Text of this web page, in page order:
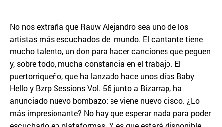
No nos extraña que Rauw Alejandro sea uno de los
artistas más escuchados del mundo. El cantante tiene
mucho talento, un don para hacer canciones que peguen
y, sobre todo, mucha constancia en el trabajo. El
puertorriqueño, que ha lanzado hace unos días Baby
Hello y Bzrp Sessions Vol. 56 junto a Bizarrap, ha
anunciado nuevo bombazo: se viene nuevo disco. ¿Lo
más impresionante? No hay que esperar nada para poder